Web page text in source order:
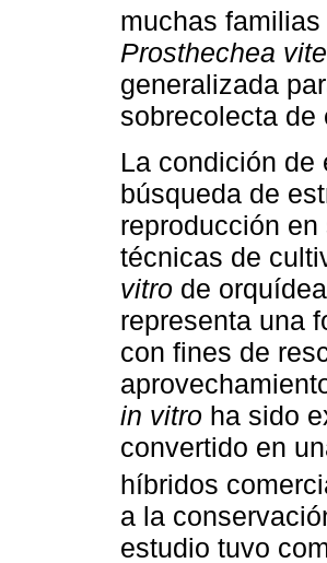
muchas
Prosthechea
generalizada
sobrecolecta
La condición
búsqueda de
reproducción
técnicas de
vitro de
representa una
con fines de
in vitro ha sido
convertido en
híbridos
a la
estudio tuvo